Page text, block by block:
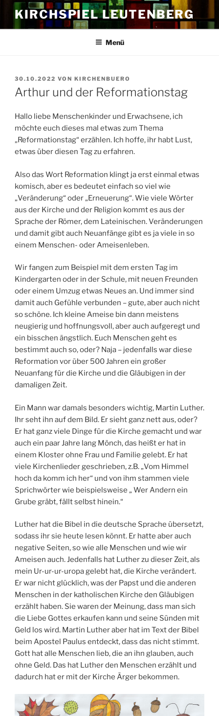
Zum
Inhalt
springen
KIRCHSPIEL LEUTENBERG
Menü
VERÖFFENTLICHT
AM
30.10.2022 VON KIRCHENBUERO
Arthur und der Reformationstag
Hallo liebe Menschenkinder und Erwachsene, ich
möchte euch dieses mal etwas zum Thema
„Reformationstag“ erzählen. Ich hoffe, ihr habt Lust,
etwas über diesen Tag zu erfahren.
Also das Wort Reformation klingt ja erst einmal etwas
komisch, aber es bedeutet einfach so viel wie
„Veränderung“ oder „Erneuerung“. Wie viele Wörter
aus der Kirche und der Religion kommt es aus der
Sprache der Römer, dem Lateinischen. Veränderungen
und damit gibt auch Neuanfänge gibt es ja viele in so
einem Menschen- oder Ameisenleben.
Wir fangen zum Beispiel mit dem ersten Tag im
Kindergarten oder in der Schule, mit neuen Freunden
oder einem Umzug etwas Neues an. Und immer sind
damit auch Gefühle verbunden – gute, aber auch nicht
so schöne. Ich kleine Ameise bin dann meistens
neugierig und hoffnungsvoll, aber auch aufgeregt und
ein bisschen ängstlich. Euch Menschen geht es
bestimmt auch so, oder? Naja – jedenfalls war diese
Reformation vor über 500 Jahren ein großer
Neuanfang für die Kirche und die Gläubigen in der
damaligen Zeit.
Ein Mann war damals besonders wichtig, Martin Luther.
Ihr seht ihn auf dem Bild. Er sieht ganz nett aus, oder?
Er hat ganz viele Dinge für die Kirche gemacht und war
auch ein paar Jahre lang Mönch, das heißt er hat in
einem Kloster ohne Frau und Familie gelebt. Er hat
viele Kirchenlieder geschrieben, z.B. „Vom Himmel
hoch da komm ich her“ und von ihm stammen viele
Sprichwörter wie beispielsweise „ Wer Andern ein
Grube gräbt, fällt selbst hinein.“
Luther hat die Bibel in die deutsche Sprache übersetzt,
sodass ihr sie heute lesen könnt. Er hatte aber auch
negative Seiten, so wie alle Menschen und wie wir
Ameisen auch. Jedenfalls hat Luther zu dieser Zeit, als
mein Ur-ur-ur-uropa gelebt hat, die Kirche verändert.
Er war nicht glücklich, was der Papst und die anderen
Menschen in der katholischen Kirche den Gläubigen
erzählt haben. Sie waren der Meinung, dass man sich
die Liebe Gottes erkaufen kann und seine Sünden mit
Geld los wird. Martin Luther aber hat im Text der Bibel
beim Apostel Paulus entdeckt, dass das nicht stimmt.
Gott hat alle Menschen lieb, die an ihn glauben, auch
ohne Geld. Das hat Luther den Menschen erzählt und
dadurch hat er mit der Kirche Ärger bekommen.